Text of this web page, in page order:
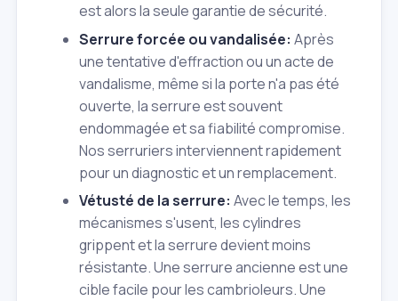
est alors la seule garantie de sécurité.
Serrure forcée ou vandalisée: Après
une tentative d'effraction ou un acte de
vandalisme, même si la porte n'a pas été
ouverte, la serrure est souvent
endommagée et sa fiabilité compromise.
Nos serruriers interviennent rapidement
pour un diagnostic et un remplacement.
Vétusté de la serrure: Avec le temps, les
mécanismes s'usent, les cylindres
grippent et la serrure devient moins
résistante. Une serrure ancienne est une
cible facile pour les cambrioleurs. Une